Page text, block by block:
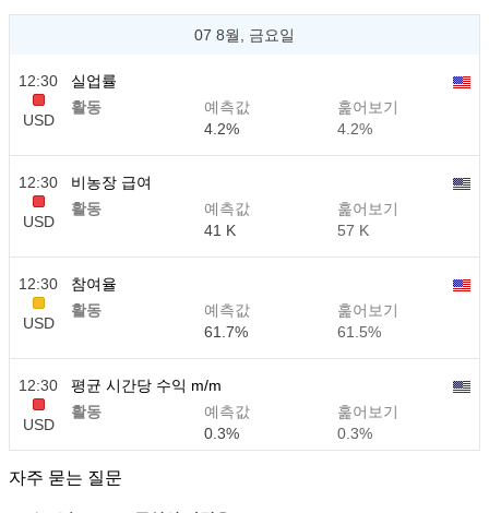
07 8월, 금요일
12:30
USD
실업률
활동
예측값
4.2%
훑어보기
4.2%
12:30
USD
비농장 급여
활동
예측값
41 K
훑어보기
57 K
12:30
USD
참여율
활동
예측값
61.7%
훑어보기
61.5%
12:30
USD
평균 시간당 수익 m/m
활동
예측값
0.3%
훑어보기
0.3%
12:30
평균 시간당 수익 y/y
자주 묻는 질문